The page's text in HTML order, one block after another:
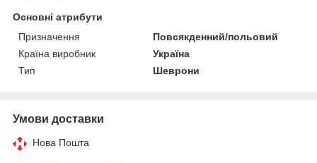
Основні атрибути
Призначення
Повсякденний/польовий
Країна виробник
Україна
Тип
Шеврони
Умови доставки
Нова Пошта